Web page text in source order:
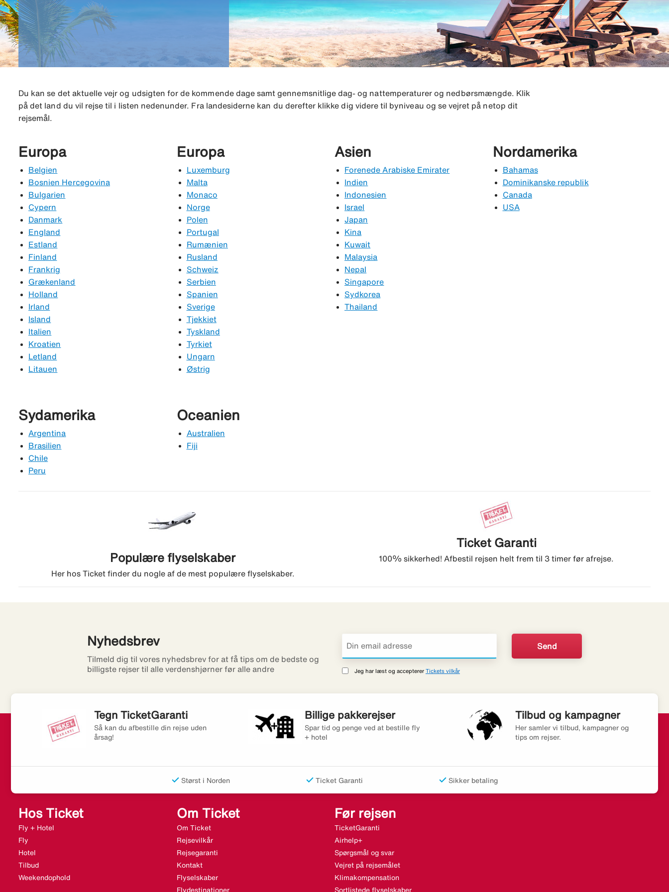
Du kan se det aktuelle vejr og udsigten for de kommende dage samt gennemsnitlige dag- og nattemperaturer og nedbørsmængde. Klik
på det land du vil rejse til i listen nedenunder. Fra landesiderne kan du derefter klikke dig videre til byniveau og se vejret på netop dit
rejsemål.
Europa
Belgien
Bosnien Hercegovina
Bulgarien
Cypern
Danmark
England
Estland
Finland
Frankrig
Grækenland
Holland
Irland
Island
Italien
Kroatien
Letland
Litauen
Europa
Luxemburg
Malta
Monaco
Norge
Polen
Portugal
Rumænien
Rusland
Schweiz
Serbien
Spanien
Sverige
Tjekkiet
Tyskland
Tyrkiet
Ungarn
Østrig
Asien
Forenede Arabiske Emirater
​Indien
Indonesien
Israel
Japan
Kina
Kuwait
Malaysia
Nepal
Singapore
Sydkorea
Thailand
Nordamerika
Bahamas
Dominikanske republik
Canada
USA
Sydamerika
Argentina
Brasilien
Chile
Peru
Oceanien
Australien
Fiji
Populære flyselskaber
Her hos Ticket finder du nogle af de mest populære flyselskaber.
Ticket Garanti
100% sikkerhed! Afbestil rejsen helt frem til 3 timer før afrejse.
Nyhedsbrev
Tilmeld dig til vores nyhedsbrev for at få tips om de bedste og
billigste rejser til alle verdenshjørner før alle andre
Jeg har læst og accepterer Tickets vilkår
Tegn TicketGaranti
Så kan du afbestille din rejse uden
årsag!
Billige pakkerejser
Spar tid og penge ved at bestille fly
+ hotel
Tilbud og kampagner
Her samler vi tilbud, kampagner og
tips om rejser.
Størst i Norden Ticket Garanti Sikker betaling
Hos Ticket
Fly + Hotel
Fly
Hotel
Tilbud
Weekendophold
Om Ticket
Om Ticket
Rejsevilkår
Rejsegaranti
Kontakt
Flyselskaber
Flydestinationer
Før rejsen
TicketGaranti
Airhelp+
Spørgsmål og svar
Vejret på rejsemålet
Klimakompensation
Sortlistede flyselskaber